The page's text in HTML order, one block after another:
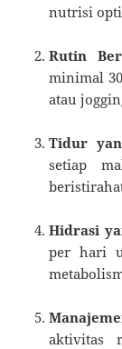
nutrisi
Rutin
minimal
atau
Tidur
setiap
Hidrasi
per hari
aktivitas